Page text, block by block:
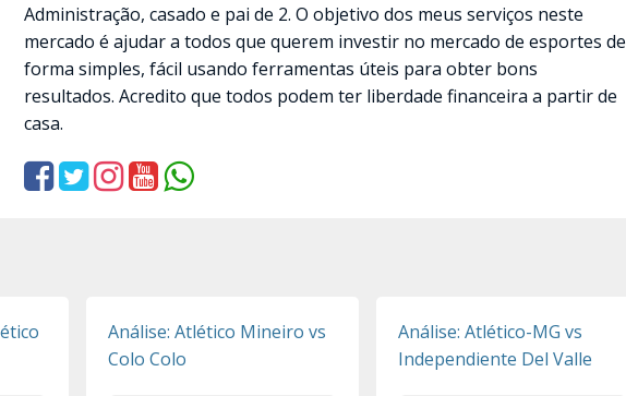
Administração, casado e pai de 2. O objetivo dos meus serviços neste
mercado é ajudar a todos que querem investir no mercado de esportes de
forma simples, fácil usando ferramentas úteis para obter bons
resultados. Acredito que todos podem ter liberdade financeira a partir de
casa.
Análise: Atlético Mineiro vs
Colo Colo
Análise: Atlético-MG vs
Independiente Del Valle